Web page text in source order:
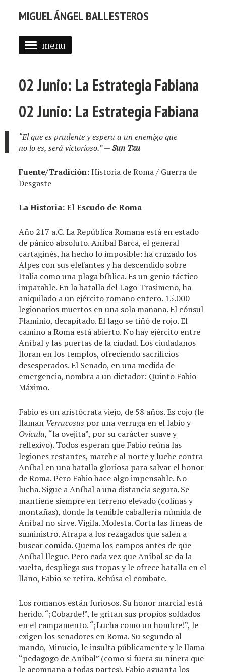
MIGUEL ÁNGEL BALLESTEROS
menu
PROFESSIONAL
SELECTED WORK
BLOG (EN)
APPS
02 Junio: La Estrategia Fabiana
02 Junio: La Estrategia Fabiana
“El que es prudente y espera a un enemigo que
no lo es, será victorioso.”—Sun Tzu
Fuente/Tradición:Historia de Roma / Guerra de
Desgaste
La Historia: El Escudo de Roma
Año 217 a.C. La República Romana está en estado
de pánico absoluto. Aníbal Barca, el general
cartaginés, ha hecho lo imposible: ha cruzado los
Alpes con sus elefantes y ha descendido sobre
Italia como una plaga bíblica. Es un genio táctico
imparable. En la batalla del Lago Trasimeno, ha
aniquilado a un ejército romano entero. 15.000
legionarios muertos en una sola mañana. El cónsul
Flaminio, decapitado. El lago se tiñó de rojo. El
camino a Roma está abierto. No hay ejército entre
Aníbal y las puertas de la ciudad. Los ciudadanos
lloran en los templos, ofreciendo sacrificios
desesperados. El Senado, en una medida de
emergencia, nombra a un dictador: Quinto Fabio
Máximo.
Fabio es un aristócrata viejo, de 58 años. Es cojo (le
llaman Verrucosus por una verruga en el labio y
Ovicula, “la ovejita”, por su carácter suave y
reflexivo). Todos esperan que Fabio reúna las
legiones restantes, marche al norte y luche contra
Aníbal en una batalla gloriosa para salvar el honor
de Roma. Pero Fabio hace algo impensable. No
lucha. Sigue a Aníbal a una distancia segura. Se
mantiene siempre en terreno elevado (colinas y
montañas), donde la temible caballería númida de
Aníbal no sirve. Vigila. Molesta. Corta las líneas de
suministro. Atrapa a los rezagados que salen a
buscar comida. Quema los campos antes de que
Aníbal llegue. Pero cada vez que Aníbal se da la
vuelta, despliega sus tropas y le ofrece batalla en el
llano, Fabio se retira. Rehúsa el combate.
Los romanos están furiosos. Su honor marcial está
herido. “¡Cobarde!”, le gritan sus propios soldados
en el campamento. “¡Lucha como un hombre!”, le
exigen los senadores en Roma. Su segundo al
mando, Minucio, le insulta públicamente y le llama
“pedagogo de Aníbal” (como si fuera su niñera que
le acompaña a todas partes). Fabio aguanta los